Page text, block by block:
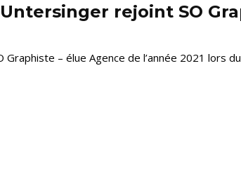
rejoint SO
Graphiste – élue Agence de l’année 2021 lors